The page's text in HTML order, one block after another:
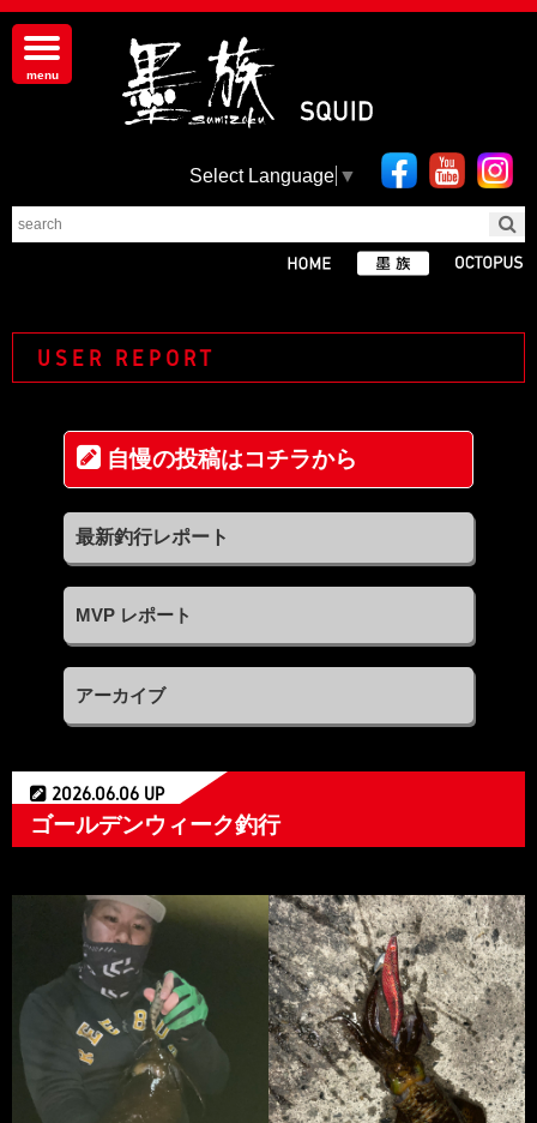
Select Language ▼
USER REPORT
自慢の投稿はコチラから
MVP レポート
アーカイブ
2026.06.06 UP
ゴールデンウィーク釣行